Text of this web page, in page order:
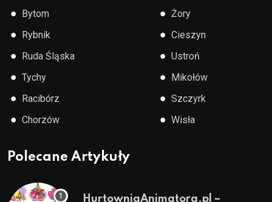
● Bytom
● Rybnik
● Ruda Śląska
● Tychy
● Racibórz
● Chorzów
● Żory
● Cieszyn
● Ustroń
● Mikołów
● Szczyrk
● Wisła
Polecane Artykuły
HurtowniaAnimatora.pl –